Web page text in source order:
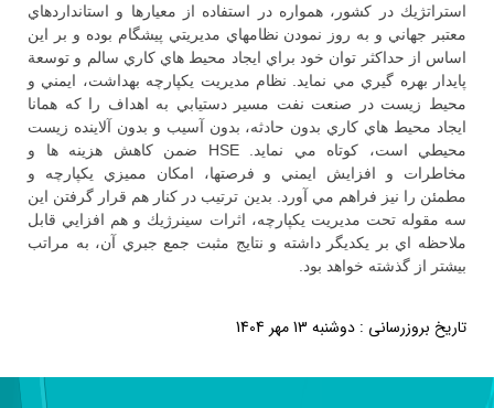
استراتژيك در كشور، همواره در استفاده از معيارها و استانداردهاي
معتبر جهاني و به روز نمودن نظامهاي مديريتي پيشگام بوده و بر اين
اساس از حداكثر توان خود براي ايجاد محيط هاي كاري سالم و توسعة
پايدار بهره گيري مي نمايد. نظام مديريت يكپارچه بهداشت، ايمني و
محيط زيست در صنعت نفت مسير دستيابي به اهداف را كه همانا
ايجاد محيط هاي كاري بدون حادثه، بدون آسيب و بدون آلاينده زيست
محيطي است، كوتاه مي نمايد. HSE ضمن كاهش هزينه ها و
مخاطرات و افزايش ايمني و فرصتها، امكان مميزي يكپارچه و
مطمئن را نيز فراهم مي آورد. بدين ترتيب در كنار هم قرار گرفتن اين
سه مقوله تحت مديريت يكپارچه، اثرات سينرژيك و هم افزايي قابل
ملاحظه اي بر يكديگر داشته و نتايج مثبت جمع جبري آن، به مراتب
بيشتر از گذشته خواهد بود.
تاریخ بروزرسانی : دوشنبه 13 مهر 1404